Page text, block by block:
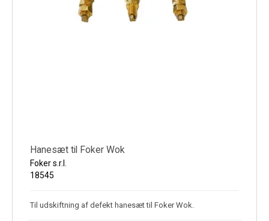
Hanesæt til Foker Wok
Foker s.r.l.
18545
Til udskiftning af defekt hanesæt til Foker Wok.